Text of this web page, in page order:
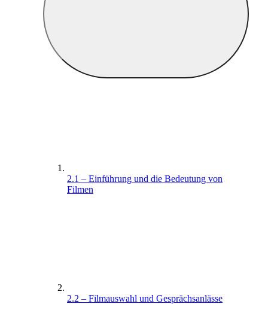
2.1 – Einführung und die Bedeutung von
Filmen
2.2 – Filmauswahl und Gesprächsanlässe